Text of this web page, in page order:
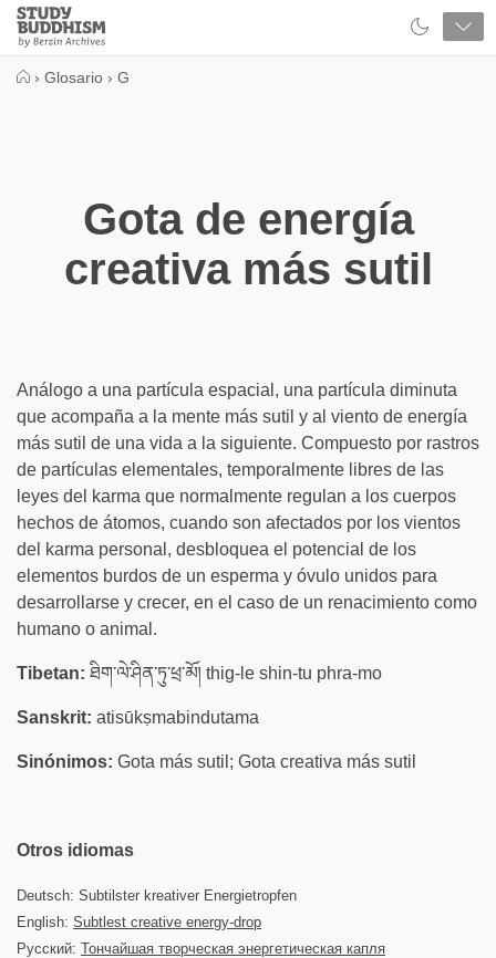
Close
Study
Buddhism
› Glosario › G
Gota de energía
creativa más sutil
Análogo a una partícula espacial, una partícula diminuta
que acompaña a la mente más sutil y al viento de energía
más sutil de una vida a la siguiente. Compuesto por rastros
de partículas elementales, temporalmente libres de las
leyes del karma que normalmente regulan a los cuerpos
hechos de átomos, cuando son afectados por los vientos
del karma personal, desbloquea el potencial de los
elementos burdos de un esperma y óvulo unidos para
desarrollarse y crecer, en el caso de un renacimiento como
humano o animal.
Tibetan: ཐིག་ལེ་ཤིན་ཏུ་ཕྲ་མོ། thig-le shin-tu phra-mo
Sanskrit: atisūkṣmabindutama
Sinónimos: Gota más sutil; Gota creativa más sutil
Otros idiomas
Deutsch: Subtilster kreativer Energietropfen
English: Subtlest creative energy-drop
Русский: Тончайшая творческая энергетическая капля